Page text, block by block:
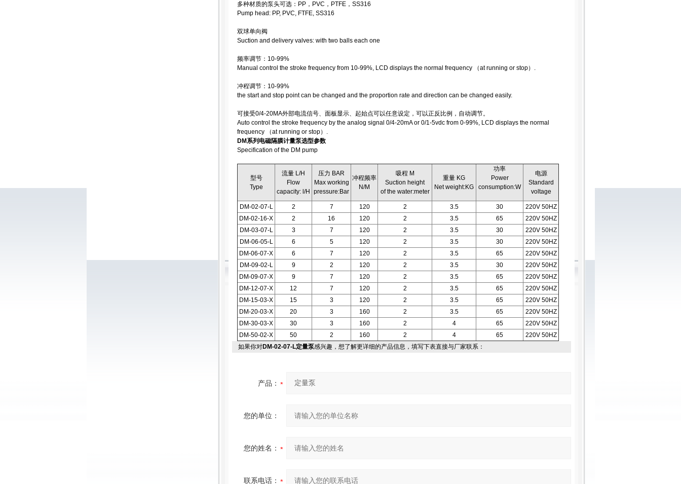
多种材质的泵头可选：PP，PVC，PTFE，SS316
Pump head: PP, PVC, FTFE, SS316
双球单向阀
Suction and delivery valves: with two balls each one
频率调节：10-99%
Manual control the stroke frequency from 10-99%, LCD displays the normal frequency （at running or stop）.
冲程调节：10-99%
the start and stop point can be changed and the proportion rate and direction can be changed easily.
可接受0/4-20MA外部电流信号、面板显示、起始点可以任意设定，可以正反比例，自动调节。
Auto control the stroke frequency by the analog signal 0/4-20mA or 0/1-5vdc from 0-99%, LCD displays the normal
frequency （at running or stop）.
DM系列电磁隔膜计量泵选型参数
Specification of the DM pump
型号
Type
流量 L/H
Flow
capacity: l/H
压力 BAR
Max working
pressure:Bar
冲程频率
N/M
吸程 M
Suction height
of the water:meter
重量 KG
Net weight:KG
功率
Power
consumption:W
电源
Standard
voltage
DM-02-07-L 2 7 120 2 3.5 30
220V 50HZ
DM-02-16-X
2 16 120 2 3.5 65
220V 50HZ
DM-03-07-L
3 7 120 2 3.5 30
220V 50HZ
DM-06-05-L
6 5 120 2 3.5 30
220V 50HZ
DM-06-07-X
6 7 120 2 3.5 65
220V 50HZ
DM-09-02-L
9 2 120 2 3.5 30
220V 50HZ
DM-09-07-X
9 7 120 2 3.5 65
220V 50HZ
DM-12-07-X
12 7 120 2 3.5 65
220V 50HZ
DM-15-03-X
15 3 120 2 3.5 65
220V 50HZ
DM-20-03-X
20 3 160 2 3.5 65
220V 50HZ
DM-30-03-X
30 3 160 2 4 65
220V 50HZ
DM-50-02-X
50 2 160 2 4 65
220V 50HZ
如果你对DM-02-07-L定量泵感兴趣，想了解更详细的产品信息，填写下表直接与厂家联系：
产品：
您的单位：
您的姓名：
联系电话：